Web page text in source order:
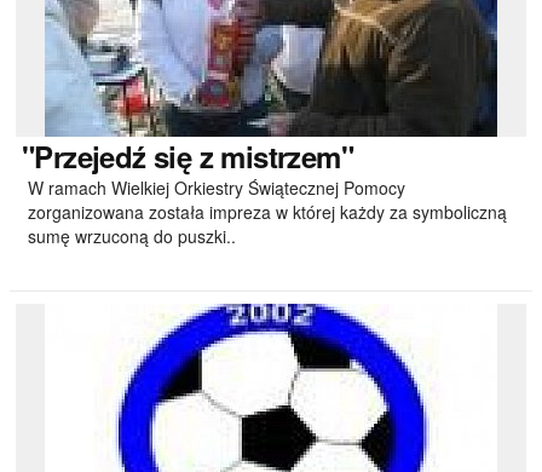
"Przejedźsię z mistrzem"
W ramach Wielkiej Orkiestry Świątecznej Pomocy
zorganizowana została impreza w której każdy za symboliczną
sumę wrzuconą do puszki..